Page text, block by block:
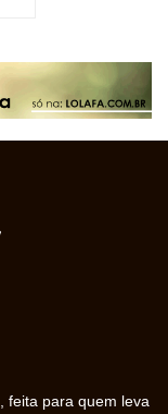
feita para quem leva